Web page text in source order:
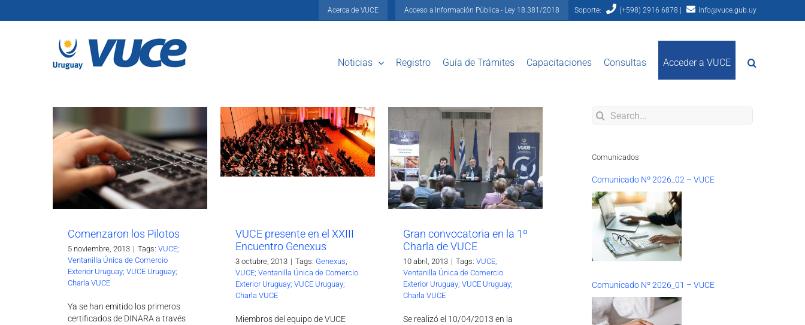
Acerca de VUCE Acceso a Información Pública - Ley 18.381/2018 Soporte: (+598) 2916 6878 | info@vuce.gub.uy
Noticias Registro Guía de Trámites Capacitaciones Consultas Acceder a VUCE
Comenzaron los Pilotos
5 noviembre, 2013 | Tags: VUCE;
Ventanilla Única de Comercio
Exterior Uruguay; VUCE Uruguay;
Charla VUCE
Ya se han emitido los primeros
certificados de DINARA a través
VUCE presente en el XXIII
Encuentro Genexus
3 octubre, 2013 | Tags: Genexus,
VUCE; Ventanilla Única de Comercio
Exterior Uruguay; VUCE Uruguay;
Charla VUCE
Miembros del equipo de VUCE
Gran convocatoria en la 1º
Charla de VUCE
10 abril, 2013 | Tags: VUCE;
Ventanilla Única de Comercio
Exterior Uruguay; VUCE Uruguay;
Charla VUCE
Se realizó el 10/04/2013 en la
Search
Comunicados
Comunicado Nº 2026_02 – VUCE
Comunicado Nº 2026_01 – VUCE